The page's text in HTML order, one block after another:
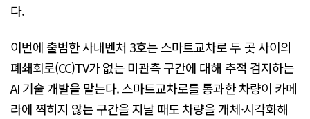
다.
이번에 출범한 사내벤처 3호는 스마트교차로 두 곳 사이의
폐쇄회로(CC)TV가 없는 미관측 구간에 대해 추적 검지하는
AI 기술 개발을 맡는다. 스마트교차로를 통과한 차량이 카메
라에 찍히지 않는 구간을 지날 때도 차량을 개체·시각화해